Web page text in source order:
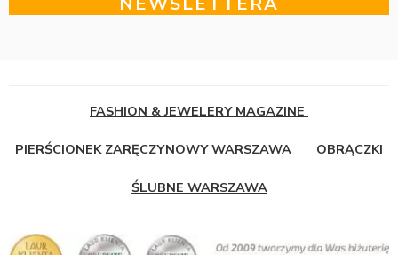
FASHION & JEWELERY MAGAZINE
PIERŚCIONEK ZARĘCZYNOWY WARSZAWA OBRĄCZKI
ŚLUBNE WARSZAWA